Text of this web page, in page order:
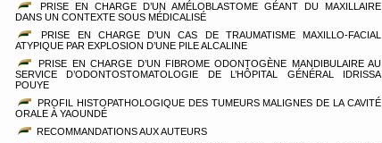
PRISE EN CHARGE D’UN AMÉLOBLASTOME GÉANT DU MAXILLAIRE
DANS UN CONTEXTE SOUS MÉDICALISÉ
PRISE EN CHARGE D’UN CAS DE TRAUMATISME MAXILLO-FACIAL
ATYPIQUE PAR EXPLOSION D’UNE PILE ALCALINE
PRISE EN CHARGE D’UN FIBROME ODONTOGÈNE MANDIBULAIRE AU
SERVICE D’ODONTOSTOMATOLOGIE DE L’HÔPITAL GÉNÉRAL IDRISSA
POUYE
PROFIL HISTOPATHOLOGIQUE DES TUMEURS MALIGNES DE LA CAVITÉ
ORALE À YAOUNDÉ
RECOMMANDATIONS AUX AUTEURS